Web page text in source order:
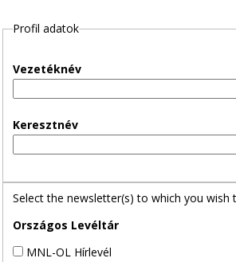
Profil adatok
Vezetéknév
Keresztnév
Select the newsletter(s) to which you wish
Országos Levéltár
MNL-OL Hírlevél